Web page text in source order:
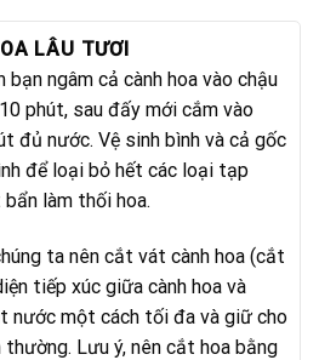
LÂU TƯƠI
ngâm cả cành hoa vào chậu
phút, sau đấy mới cắm vào
đủ nước. Vệ sinh bình và cả gốc
để loại bỏ hết các loại tạp
làm thối hoa.
ta nên cắt vát cành hoa (cắt
tiếp xúc giữa cành hoa và
nước một cách tối đa và giữ cho
Lưu ý, nên cắt hoa bằng